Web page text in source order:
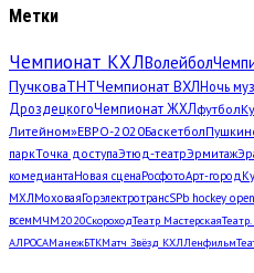
Метки
Чемпионат КХЛВолейбол
ПучковаТНТЧемпионат ВХЛНочь
ДроздецкогоЧемпионат ЖХЛфутбол
Литейном»ЕВРО-2020Баскетбол
паркТочка доступаЭтюд-театрЭрмитаж
комедиантаНовая сценаРосфотоАрт-город
МХЛМоховаяГорэлектротрансSPb hockey open
всемМЧМ2020СкороходТеатр Мастерская
АЛРОСАМанежБТКМатч Звёзд КХЛЛенфильм